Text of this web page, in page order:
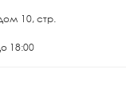
10, стр.
18:00